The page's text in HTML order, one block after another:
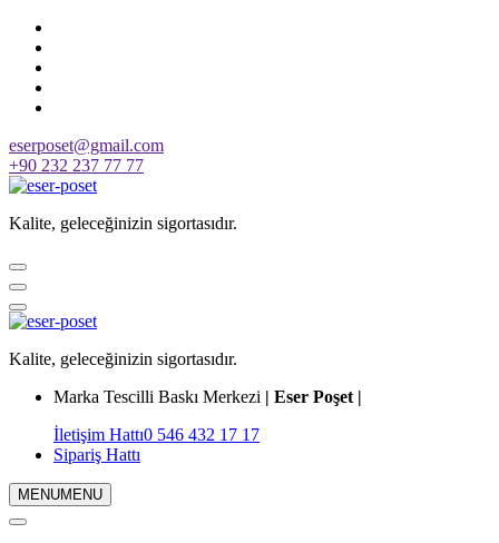
Skip
content
eserposet@gmail.com
+90 232 237 77 77
Kalite, geleceğinizin sigortasıdır.
Kalite, geleceğinizin sigortasıdır.
Marka Tescilli Baskı Merkezi | Eser Poşet |
İletişim Hattı0 546 432 17 17
Sipariş Hattı
MENUMENU